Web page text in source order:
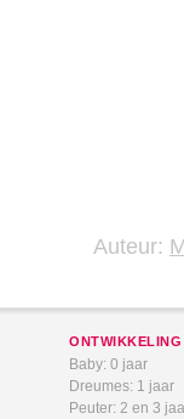
Auteur:
ONTWIKKELING
Baby: 0 jaar
Dreumes: 1 jaar
Peuter: 2 en 3